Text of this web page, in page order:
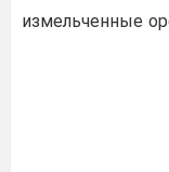
измельченные